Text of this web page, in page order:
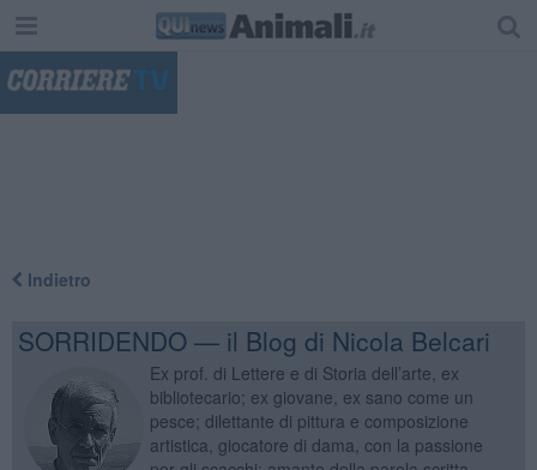
Indietro
SORRIDENDO — il Blog di Nicola Belcari
Ex prof. di Lettere e di Storia dell’arte, ex
bibliotecario; ex giovane, ex sano come un
pesce; dilettante di pittura e composizione
artistica, giocatore di dama, con la passione